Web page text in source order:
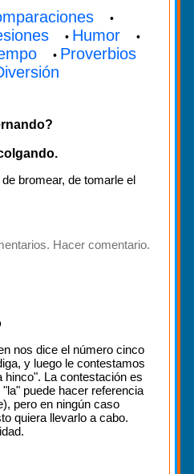
•
• Humor •
• Proverbios
bromear, de tomarle el
Hacer comentario.
nos dice el número cinco
y luego le contestamos
hinco". La contestación es
puede hacer referencia
pero en ningún caso
quiera llevarlo a cabo.